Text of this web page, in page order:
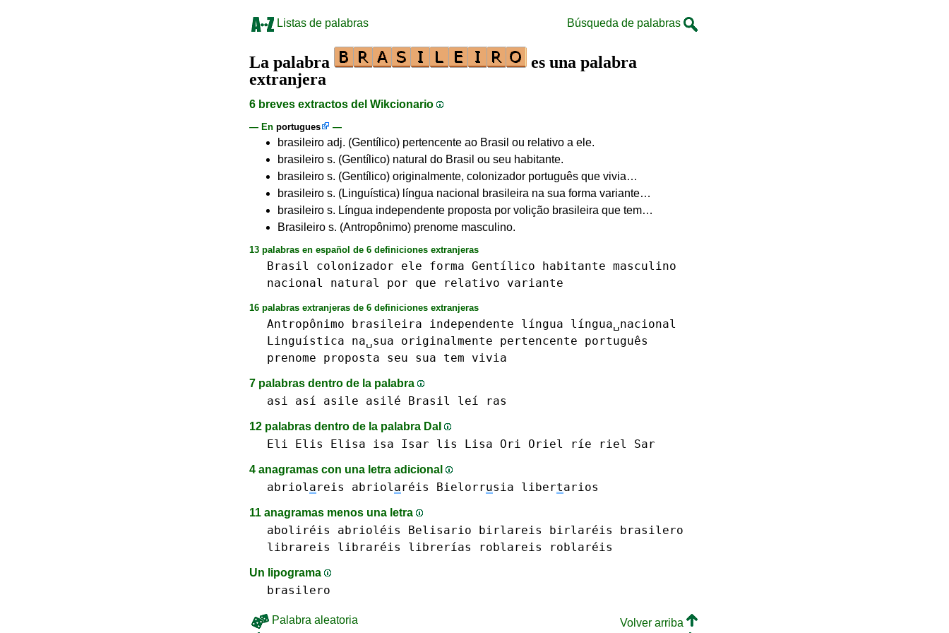
Listas de palabras Búsqueda de palabras
La palabra
es una palabra
extranjera
6 breves extractos del Wikcionario
— En portugues —
brasileiro adj. (Gentílico) pertencente ao Brasil ou relativo a ele.
brasileiro s. (Gentílico) natural do Brasil ou seu habitante.
brasileiro s. (Gentílico) originalmente, colonizador português que vivia…
brasileiro s. (Linguística) língua nacional brasileira na sua forma variante…
brasileiro s. Língua independente proposta por volição brasileira que tem…
Brasileiro s. (Antropônimo) prenome masculino.
13 palabras en español de 6 definiciones extranjeras
Brasil colonizador ele forma Gentílico habitante masculino
nacional
natural por que relativo variante
16 palabras extranjeras de 6 definiciones extranjeras
Antropônimo brasileira independente língua
língua␣nacional
Linguística
na␣sua originalmente pertencente
português
prenome
proposta seu sua tem vivia
7 palabras dentro de la palabra
asi así asile asilé Brasil leí ras
12 palabras dentro de la palabra DaI
Eli Elis Elisa isa Isar lis Lisa Ori Oriel ríe riel Sar
4 anagramas con una letra adicional
abriolareis abriolaréis Bielorrusia libertarios
11 anagramas menos una letra
aboliréis abrioléis Belisario birlareis birlaréis
brasilero
librareis libraréis
librerías roblareis roblaréis
Un lipograma
brasilero
Palabra aleatoria
Volver arriba